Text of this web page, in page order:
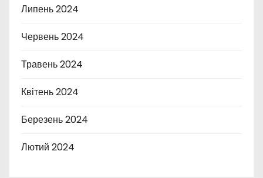
Липень 2024
Червень 2024
Травень 2024
Квітень 2024
Березень 2024
Лютий 2024